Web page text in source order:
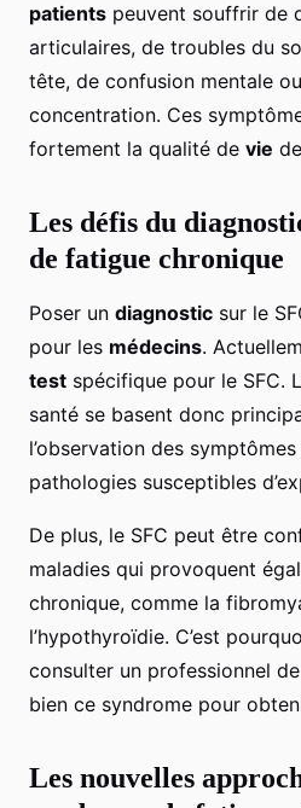
patients peuvent souffrir de
articulaires, de troubles du
tête, de confusion mentale
concentration. Ces
fortement la qualité de vie
Les défis du
de fatigue chronique
Poser un diagnostic sur le
pour les médecins.
test spécifique pour le SFC.
santé se basent donc
l’observation des symptômes
pathologies susceptibles
De plus, le SFC peut être
maladies qui provoquent
chronique, comme la
l’hypothyroïdie. C’est
consulter un professionnel
bien ce syndrome pour
Les nouvelles